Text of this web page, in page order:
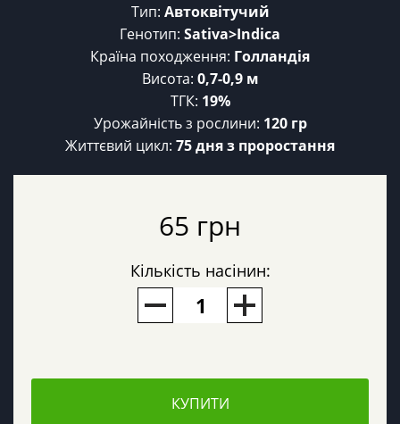
Тип: Автоквітучий
Генотип: Sativa>Indica
Країна походження: Голландія
Висота: 0,7-0,9 м
ТГК: 19%
Урожайність з рослини: 120 гр
Життєвий цикл: 75 дня з проростання
65 грн
Кількість насінин:
КУПИТИ